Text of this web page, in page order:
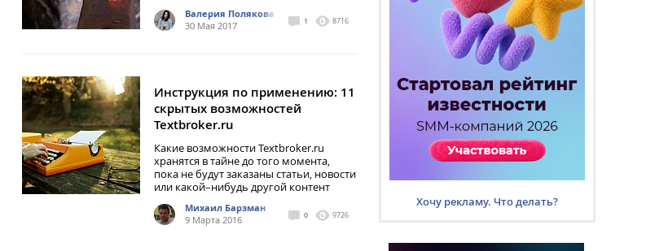
Валерия Полякова
30 Мая 2017
1 8716
Инструкция по применению: 11
скрытых возможностей
Textbroker.ru
Какие возможности Textbroker.ru
хранятся в тайне до того момента,
пока не будут заказаны статьи, новости
или какой–нибудь другой контент
Михаил Барзман
9 Марта 2016
0 9726
Хочу рекламу. Что делать?